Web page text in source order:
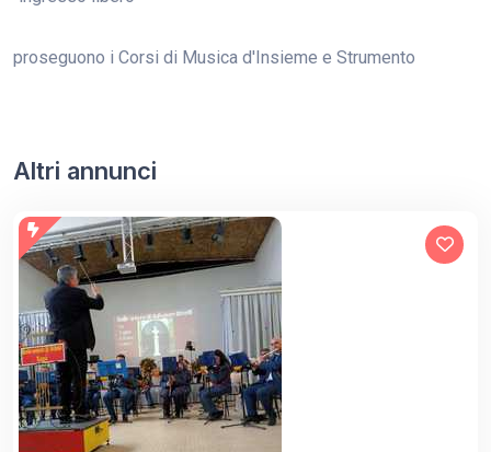
proseguono i Corsi di Musica d'Insieme e Strumento
Altri annunci